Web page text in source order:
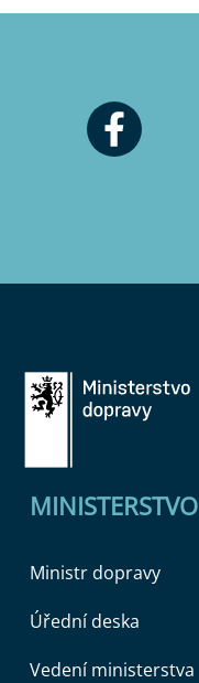
MINISTERSTVO
Ministr dopravy
Úřední deska
Vedení ministerstva